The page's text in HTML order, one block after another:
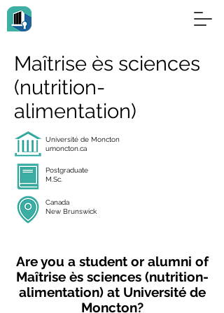
Maîtrise ès sciences
(nutrition-
alimentation)
Université de Moncton
umoncton.ca
Postgraduate
M.Sc.
Canada
New Brunswick
Are you a student or alumni of
Maîtrise ès sciences (nutrition-
alimentation) at Université de
Moncton?